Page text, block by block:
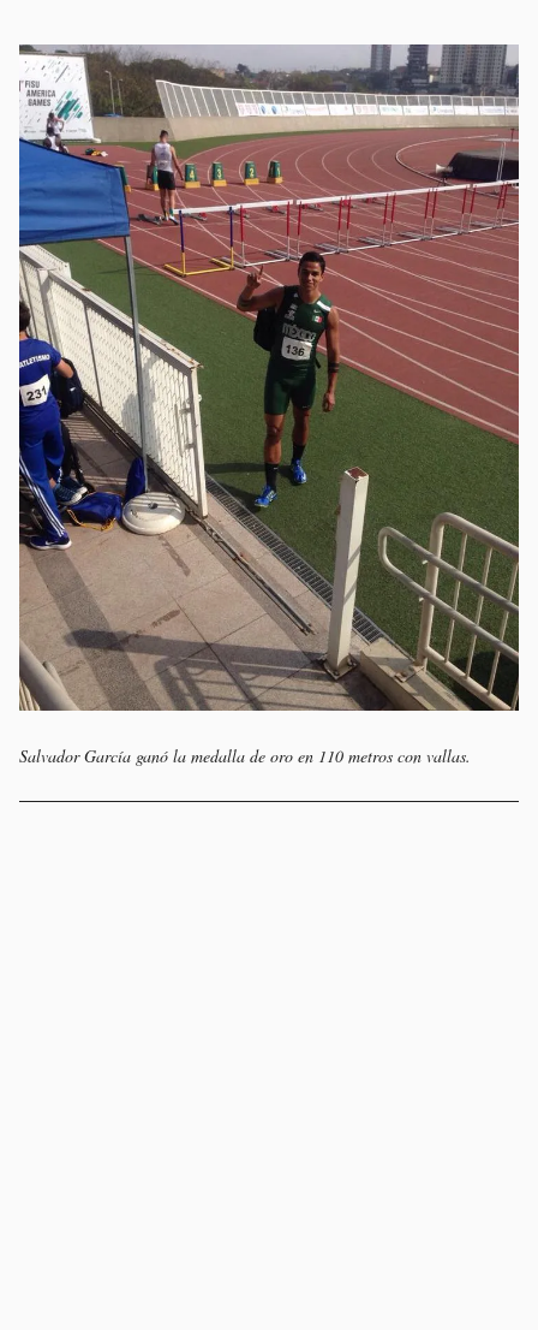
Salvador García ganó la medalla de oro en 110 metros con vallas.